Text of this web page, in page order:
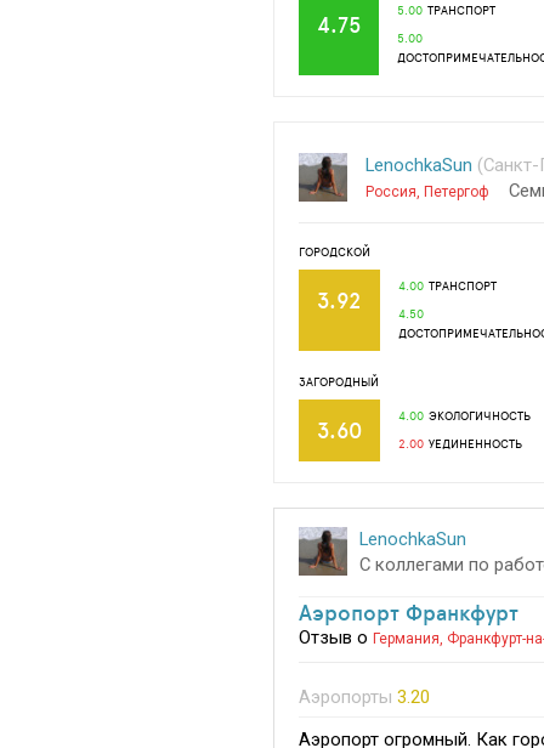
4.75 5.00 ТРАНСПОРТ
5.00
LenochkaSun (Санкт-
Россия, Петергоф
ГОРОДСКОЙ
3.92 4.00 ТРАНСПОРТ
4.50
ЗАГОРОДНЫЙ
3.60 4.00 ЭКОЛОГИЧНОСТЬ
2.00 УЕДИНЕННОСТЬ
LenochkaSun
С коллегами по
Аэропорт Франкфурт
Отзыв о Германия, Франкфурт-
Аэропорты 3.20
Аэропорт огромный. Как